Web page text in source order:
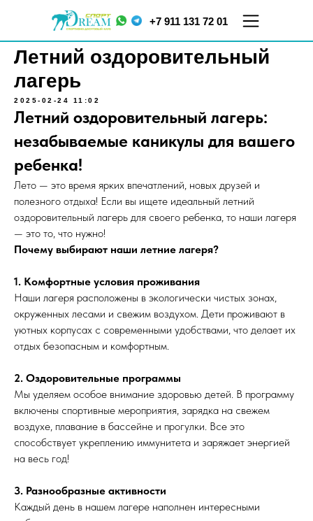
ул. Меркурьева, д. 7
ТЦ "Парнас", 5 этаж
ул.
Кораблестроителей,
д.16, корп.2
+7 911 131 72 01
Летний оздоровительный
лагерь
2025-02-24 11:02
Летний оздоровительный лагерь:
незабываемые каникулы для вашего
ребенка!
Лето — это время ярких впечатлений, новых друзей и
полезного отдыха! Если вы ищете идеальный летний
оздоровительный лагерь для своего ребенка, то наши лагеря
— это то, что нужно!
Почему выбирают наши летние лагеря?
1. Комфортные условия проживания
Наши лагеря расположены в экологически чистых зонах,
окруженных лесами и свежим воздухом. Дети проживают в
уютных корпусах с современными удобствами, что делает их
отдых безопасным и комфортным.
2. Оздоровительные программы
Мы уделяем особое внимание здоровью детей. В программу
включены спортивные мероприятия, зарядка на свежем
воздухе, плавание в бассейне и прогулки. Все это
способствует укреплению иммунитета и заряжает энергией
на весь год!
3. Разнообразные активности
Каждый день в нашем лагере наполнен интересными